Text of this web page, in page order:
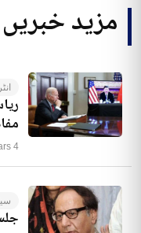
مزید خبریں
4 years پہلے